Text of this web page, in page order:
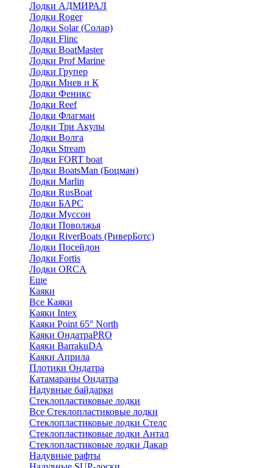
Лодки АДМИРАЛ
Лодки Roger
Лодки Solar (Солар)
Лодки Flinc
Лодки BoatMaster
Лодки Prof Marine
Лодки Групер
Лодки Мнев и К
Лодки Феникс
Лодки Reef
Лодки Флагман
Лодки Три Акулы
Лодки Волга
Лодки Stream
Лодки FORT boat
Лодки BoatsMan (Боцман)
Лодки Marlin
Лодки RusBoat
Лодки БАРС
Лодки Муссон
Лодки Поволжья
Лодки RiverBoats (РиверБотс)
Лодки Посейдон
Лодки Fortis
Лодки ORCA
Еще
Каяки
Все Каяки
Каяки Intex
Каяки Point 65° North
Каяки ОндатраPRO
Каяки BarrakuDA
Каяки Априла
Плотики Ондатра
Катамараны Ондатра
Надувные байдарки
Стеклопластиковые лодки
Все Стеклопластиковые лодки
Стеклопластиковые лодки Стелс
Стеклопластиковые лодки Антал
Стеклопластиковые лодки Дакар
Надувные рафты